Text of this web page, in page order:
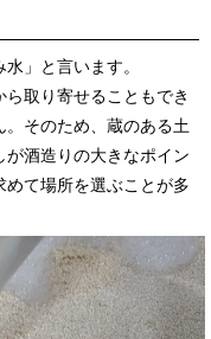
」と言います。
取り寄せることもでき
。そのため、蔵のある土
酒造りの大きなポイン
めて場所を選ぶことが多